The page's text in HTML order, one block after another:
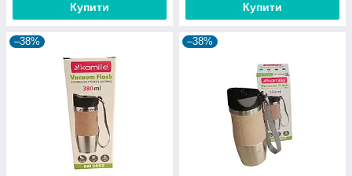
Купити Купити
–38% –38%